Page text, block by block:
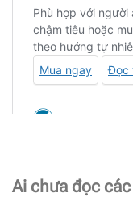
Ai chưa đọc